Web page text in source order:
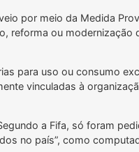
por meio da Medida
reforma ou
para uso ou consumo
vinculadas à
a Fifa, só foram
no país”, como